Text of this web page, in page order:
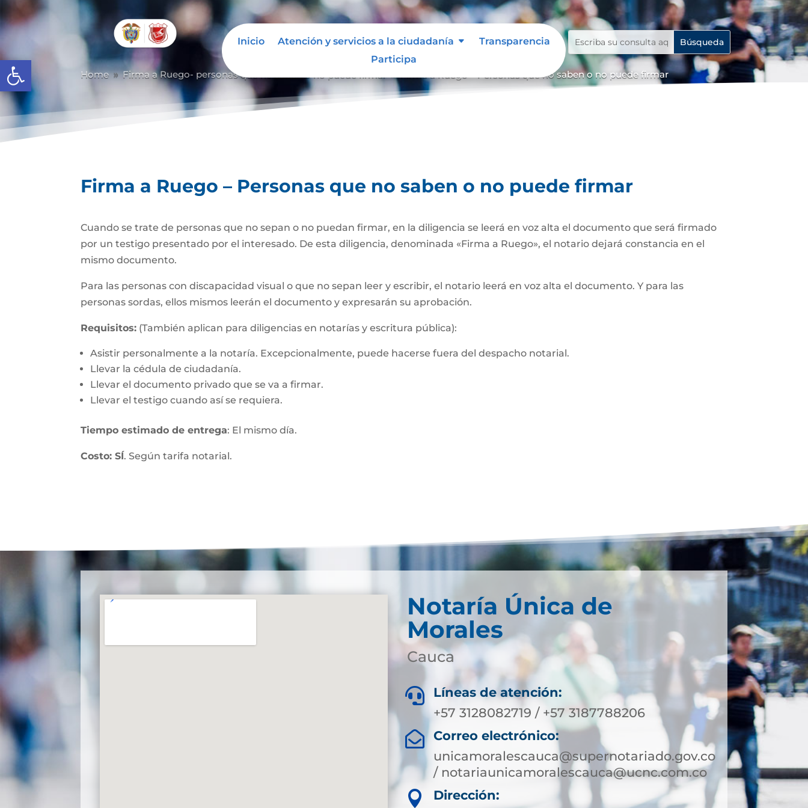
Abrir barra de herramientas
Inicio Atención y servicios a la ciudadanía
Transparencia
Participa
Home 9 Firma a Ruego- personas que no saben o no puede firmar Firma a Ruego – Personas que no saben o no puede firmar
Firma a Ruego – Personas que no saben o no puede firmar
Cuando se trate de personas que no sepan o no puedan firmar, en la diligencia se leerá en voz alta el documento que será firmado
por un testigo presentado por el interesado. De esta diligencia, denominada «Firma a Ruego», el notario dejará constancia en el
mismo documento.
Para las personas con discapacidad visual o que no sepan leer y escribir, el notario leerá en voz alta el documento. Y para las
personas sordas, ellos mismos leerán el documento y expresarán su aprobación.
Requisitos: (También aplican para diligencias en notarías y escritura pública):
Asistir personalmente a la notaría. Excepcionalmente, puede hacerse fuera del despacho notarial.
Llevar la cédula de ciudadanía.
Llevar el documento privado que se va a firmar.
Llevar el testigo cuando así se requiera.
Tiempo estimado de entrega: El mismo día.
Costo: SÍ. Según tarifa notarial.
Notaría Única de
Morales
Cauca

Líneas de atención:
+57 3128082719 / +57 3187788206

Correo electrónico:
unicamoralescauca@supernotariado.gov.co
/ notariaunicamoralescauca@ucnc.com.co
 Dirección: